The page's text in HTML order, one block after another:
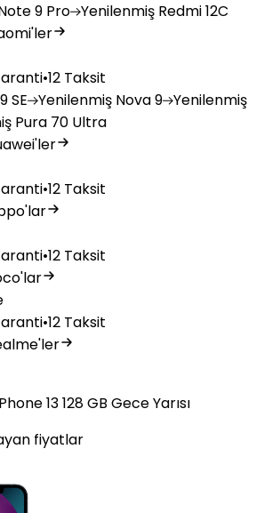
9 Pro Yenilenmiş Redmi 12C
•12 Taksit
SE Yenilenmiş Nova 9 Yenilenmiş
Pura 70 Ultra
•12 Taksit
•12 Taksit
•12 Taksit
13 128 GB Gece Yarısı
fiyatlar